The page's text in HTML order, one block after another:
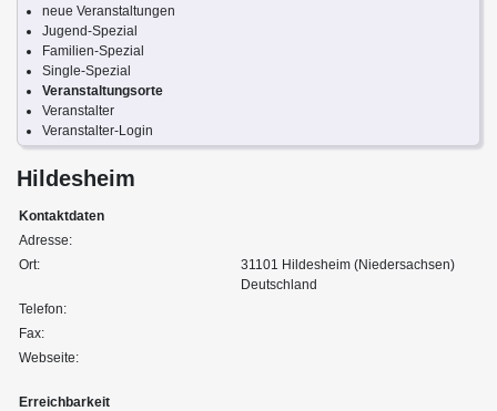
neue Veranstaltungen
Jugend-Spezial
Familien-Spezial
Single-Spezial
Veranstaltungsorte
Veranstalter
Veranstalter-Login
Hildesheim
Kontaktdaten
Adresse:
Ort:
31101 Hildesheim (Niedersachsen)
Deutschland
Telefon:
Fax:
Webseite:
Erreichbarkeit